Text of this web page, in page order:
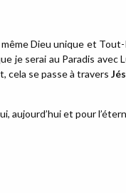
Dieu unique et
je serai au Paradis avec
cela se passe à travers
aujourd’hui et pour